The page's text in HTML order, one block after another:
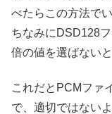
べたらこの方法でい
ちなみにDSD128
倍の値を選ばない
これだとPCMファ
で、適切ではない